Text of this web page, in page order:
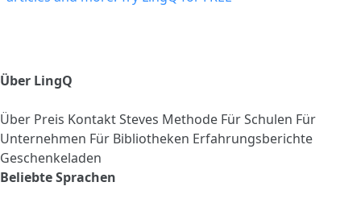
Über LingQ
Über Preis KontaktSteves Methode Für Schulen Für
Unternehmen Für Bibliotheken Erfahrungsberichte
Geschenkeladen
Beliebte Sprachen